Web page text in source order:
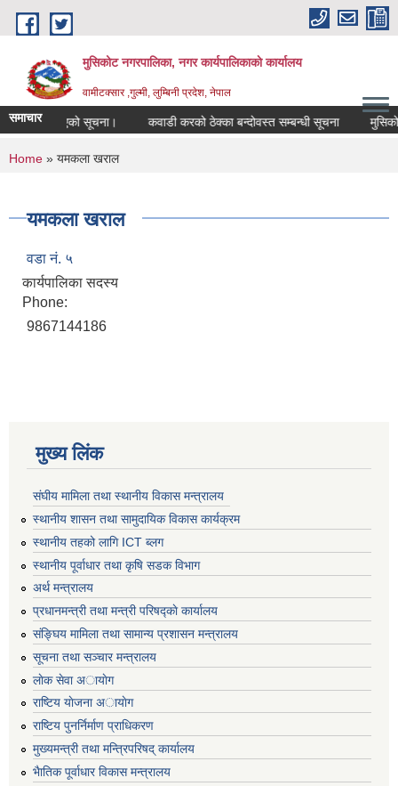
Skip to main content
मुसिकोट नगरपालिका, नगर कार्यपालिकाकाे कार्यालय
वामीटक्सार ,गुल्मी, लुम्बिनी प्रदेश, नेपाल
समाचारगरिएको सूचना। कवाडी करको ठेक्का बन्दोवस्त सम्बन्धी सूचना मुसिकोट
You are here
Home » यमकला खराल
यमकला खराल
वडा नं. ५
कार्यपालिका सदस्य
Phone:
9867144186
मुख्य लिंक
संघीय मामिला तथा स्थानीय विकास मन्त्रालय
स्थानीय शासन तथा सामुदायिक विकास कार्यक्रम
स्थानीय तहको लागि ICT ब्लग
स्थानीय पूर्वाधार तथा कृषि सडक विभाग
अर्थ मन्त्रालय
प्रधानमन्त्री तथा मन्त्री परिषद्काे कार्यालय
संङ्घिय मामिला तथा सामान्य प्रशासन मन्त्रालय
सूचना तथा सञ्चार मन्त्रालय
लाेक सेवा अायाेग
राष्टिय याेजना अायाेग
राष्टिय पुनर्निर्माण प्राधिकरण
मुख्यमन्त्री तथा मन्त्रिपरिषद् कार्यालय
भैातिक पूर्वाधार विकास मन्त्रालय